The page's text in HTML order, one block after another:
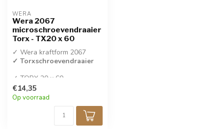
WERA
Wera 2067
microschroevendraaier
Torx - TX20 x 60
✓ Wera kraftform 2067
✓ Torxschroevendraaier
✓ TORX 20 x 60
✓ Per stuk verkocht
€14,35
Op voorraad